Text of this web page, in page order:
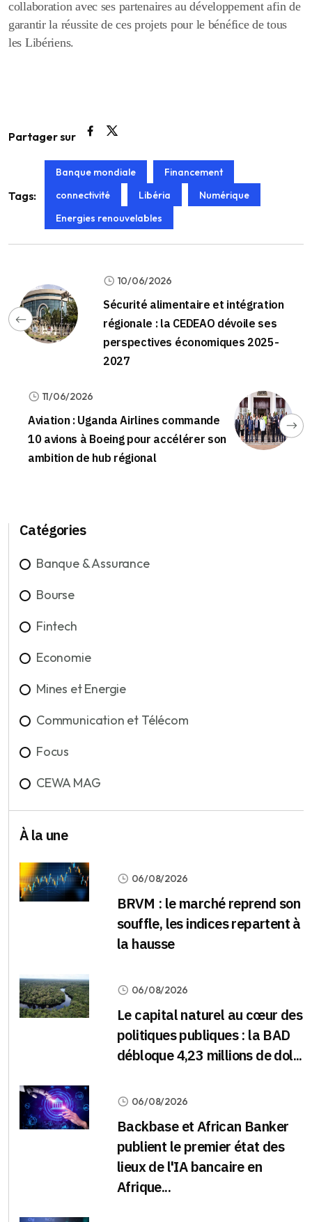
collaboration avec ses partenaires au développement afin de
garantir la réussite de ces projets pour le bénéfice de tous
les Libériens.
Partager sur
Tags:
Banque mondiale
Financement
connectivité
Libéria
Numérique
Energies renouvelables
10/06/2026
Sécurité alimentaire et intégration
régionale : la CEDEAO dévoile ses
perspectives économiques 2025-
2027
11/06/2026
Aviation : Uganda Airlines commande
10 avions à Boeing pour accélérer son
ambition de hub régional
Catégories
Banque & Assurance
Bourse
Fintech
Economie
Mines et Energie
Communication et Télécom
Focus
CEWA MAG
À la une
06/08/2026
BRVM : le marché reprend son
souffle, les indices repartent à
la hausse
06/08/2026
Le capital naturel au cœur des
politiques publiques : la BAD
débloque 4,23 millions de dol...
06/08/2026
Backbase et African Banker
publient le premier état des
lieux de l'IA bancaire en
Afrique...